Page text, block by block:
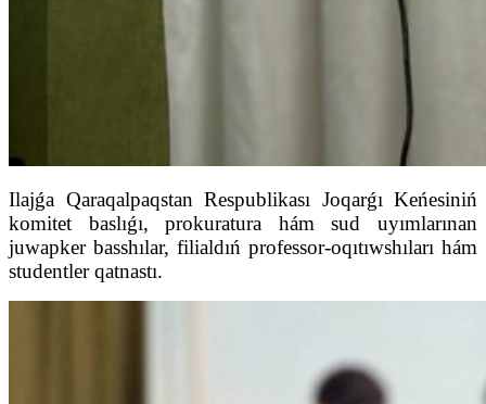
Ilajǵa Qaraqalpaqstan Respublikası Joqarǵı Keńesiniń
komitet baslıǵı, prokuratura hám sud uyımlarınan
juwapker basshılar, filialdıń professor-oqıtıwshıları hám
studentler qatnastı.